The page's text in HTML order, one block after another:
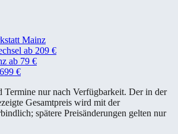
Mainz
ab 209 €
ab 79 €
€
Termine nur nach Verfügbarkeit. Der in der
Gesamtpreis wird mit der
spätere Preisänderungen gelten nur